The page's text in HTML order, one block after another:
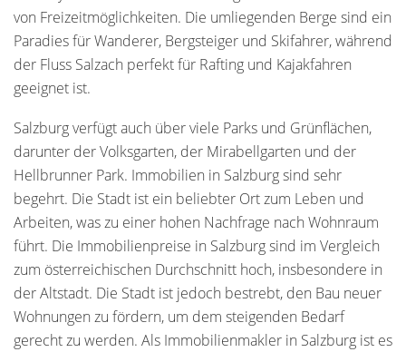
von Freizeitmöglichkeiten. Die umliegenden Berge sind ein
Paradies für Wanderer, Bergsteiger und Skifahrer, während
der Fluss Salzach perfekt für Rafting und Kajakfahren
geeignet ist.
Salzburg verfügt auch über viele Parks und Grünflächen,
darunter der Volksgarten, der Mirabellgarten und der
Hellbrunner Park. Immobilien in Salzburg sind sehr
begehrt. Die Stadt ist ein beliebter Ort zum Leben und
Arbeiten, was zu einer hohen Nachfrage nach Wohnraum
führt. Die Immobilienpreise in Salzburg sind im Vergleich
zum österreichischen Durchschnitt hoch, insbesondere in
der Altstadt. Die Stadt ist jedoch bestrebt, den Bau neuer
Wohnungen zu fördern, um dem steigenden Bedarf
gerecht zu werden. Als Immobilienmakler in Salzburg ist es